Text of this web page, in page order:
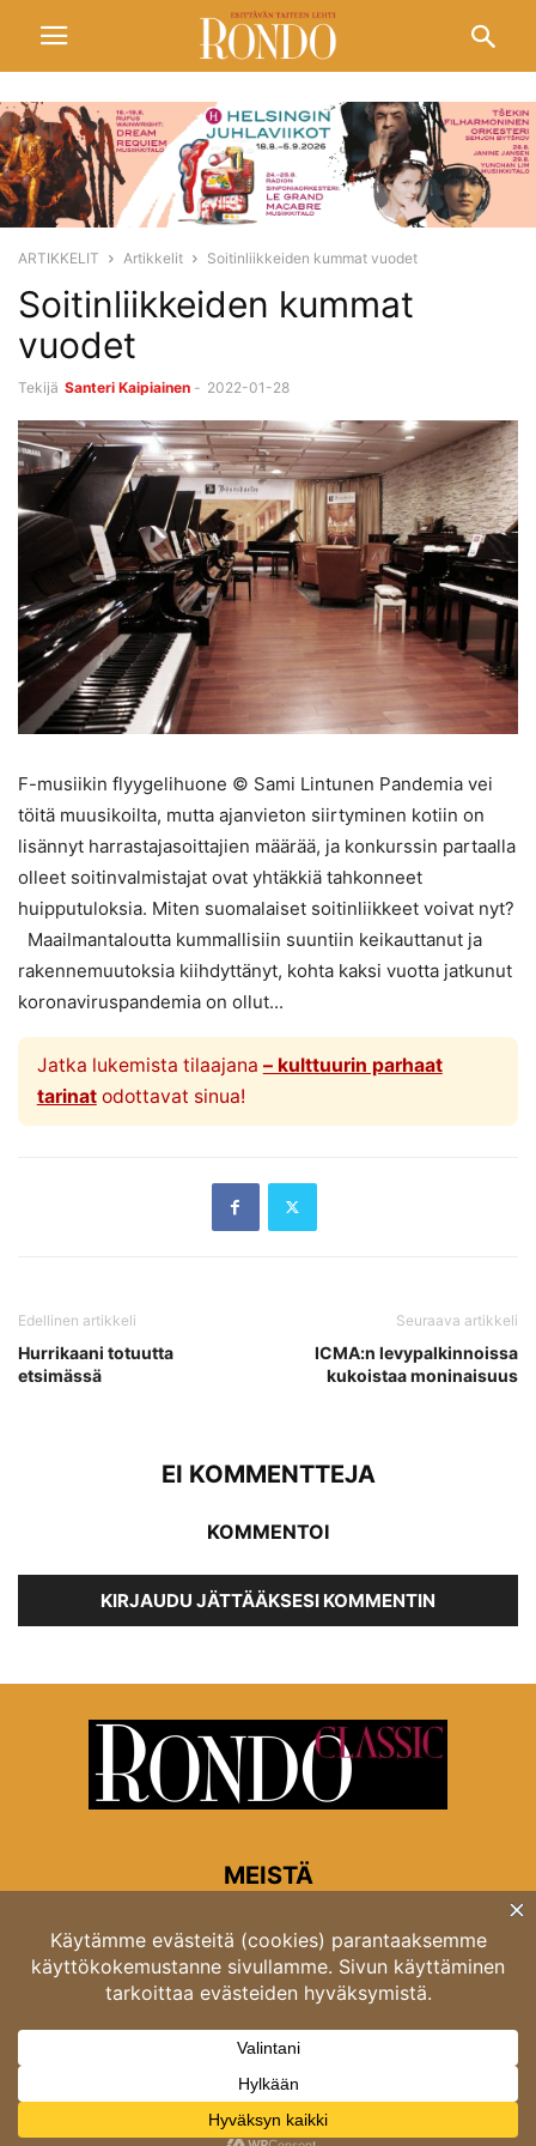
ARTIKKELIT Artikkelit Soitinliikkeiden kummat vuodet
Soitinliikkeiden kummat
vuodet
Tekijä Santeri Kaipiainen - 2022-01-28
F-musiikin flyygelihuone © Sami Lintunen Pandemia vei
töitä muusikoilta, mutta ajanvieton siirtyminen kotiin on
lisännyt harrastajasoittajien määrää, ja konkurssin partaalla
olleet soitinvalmistajat ovat yhtäkkiä tahkonneet
huipputuloksia. Miten suomalaiset soitinliikkeet voivat nyt?
Maailmantaloutta kummallisiin suuntiin keikauttanut ja
rakennemuutoksia kiihdyttänyt, kohta kaksi vuotta jatkunut
koronaviruspandemia on ollut...
Jatka lukemista tilaajana – kulttuurin parhaat
tarinatodottavat sinua!
Edellinen artikkeli
Hurrikaani totuutta
etsimässä
Seuraava artikkeli
ICMA:n levypalkinnoissa
kukoistaa moninaisuus
EI KOMMENTTEJA
KOMMENTOI
KIRJAUDU JÄTTÄÄKSESI KOMMENTIN
MEISTÄ
Rondon toimitus
Opastinsilta 6A 00520 Helsinki
Asiakaspalvelu: puh. 03 4246 5318
asiakaspalvelu@rondo.fi
Ota meihin yhteyttä:toimitus@rondo.fi
© Classicus Oy 2026 ver 2.4